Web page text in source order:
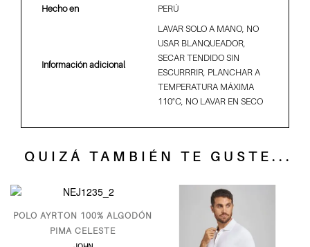
Hecho en
PERÚ
Información adicional
LAVAR SOLO A MANO, NO
USAR BLANQUEADOR,
SECAR TENDIDO SIN
ESCURRRIR, PLANCHAR A
TEMPERATURA MÁXIMA
110°C, NO LAVAR EN SECO
QUIZÁ TAMBIÉN TE GUSTE...
POLO AYRTON 100% ALGODÓN
PIMA CELESTE